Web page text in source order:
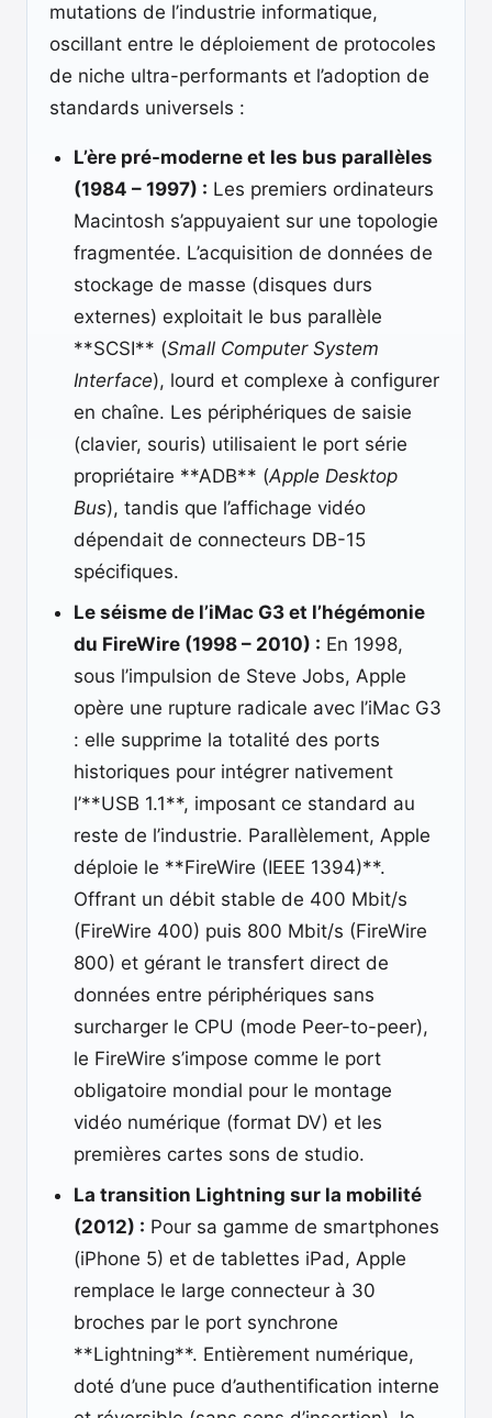
mutations de l’industrie informatique,
oscillant entre le déploiement de protocoles
de niche ultra-performants et l’adoption de
standards universels :
L’ère pré-moderne et les bus parallèles
(1984 – 1997) : Les premiers ordinateurs
Macintosh s’appuyaient sur une topologie
fragmentée. L’acquisition de données de
stockage de masse (disques durs
externes) exploitait le bus parallèle
**SCSI** (Small Computer System
Interface), lourd et complexe à configurer
en chaîne. Les périphériques de saisie
(clavier, souris) utilisaient le port série
propriétaire **ADB** (Apple Desktop
Bus), tandis que l’affichage vidéo
dépendait de connecteurs DB-15
spécifiques.
Le séisme de l’iMac G3 et l’hégémonie
du FireWire (1998 – 2010) : En 1998,
sous l’impulsion de Steve Jobs, Apple
opère une rupture radicale avec l’iMac G3
: elle supprime la totalité des ports
historiques pour intégrer nativement
l’**USB 1.1**, imposant ce standard au
reste de l’industrie. Parallèlement, Apple
déploie le **FireWire (IEEE 1394)**.
Offrant un débit stable de 400 Mbit/s
(FireWire 400) puis 800 Mbit/s (FireWire
800) et gérant le transfert direct de
données entre périphériques sans
surcharger le CPU (mode Peer-to-peer),
le FireWire s’impose comme le port
obligatoire mondial pour le montage
vidéo numérique (format DV) et les
premières cartes sons de studio.
La transition Lightning sur la mobilité
(2012) : Pour sa gamme de smartphones
(iPhone 5) et de tablettes iPad, Apple
remplace le large connecteur à 30
broches par le port synchrone
**Lightning**. Entièrement numérique,
doté d’une puce d’authentification interne